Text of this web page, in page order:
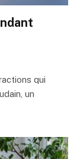
qui
un